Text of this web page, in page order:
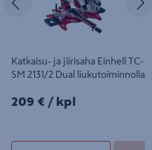
Katkaisu- ja jiirisaha Einhell TC-
SM 2131/2 Dual liukutoiminnolla
209€/kpl
209 € / kpl